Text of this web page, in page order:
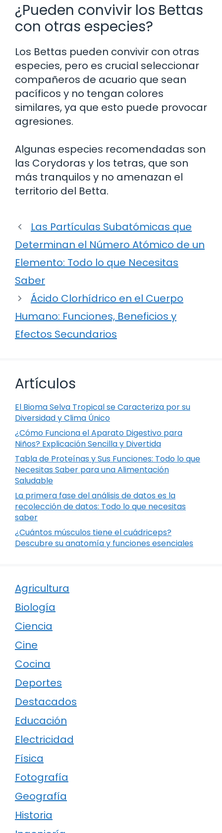
¿Pueden convivir los Bettas
con otras especies?
Los Bettas pueden convivir con otras
especies, pero es crucial seleccionar
compañeros de acuario que sean
pacíficos y no tengan colores
similares, ya que esto puede provocar
agresiones.
Algunas especies recomendadas son
las Corydoras y los tetras, que son
más tranquilos y no amenazan el
territorio del Betta.
Las Partículas Subatómicas que
Determinan el Número Atómico de un
Elemento: Todo lo que Necesitas
Saber
Ácido Clorhídrico en el Cuerpo
Humano: Funciones, Beneficios y
Efectos Secundarios
Artículos
El Bioma Selva Tropical se Caracteriza por su
Diversidad y Clima Único
¿Cómo Funciona el Aparato Digestivo para
Niños? Explicación Sencilla y Divertida
Tabla de Proteínas y Sus Funciones: Todo lo que
Necesitas Saber para una Alimentación
Saludable
La primera fase del análisis de datos es la
recolección de datos: Todo lo que necesitas
saber
¿Cuántos músculos tiene el cuádriceps?
Descubre su anatomía y funciones esenciales
Agricultura
Biología
Ciencia
Cine
Cocina
Deportes
Destacados
Educación
Electricidad
Física
Fotografía
Geografía
Historia